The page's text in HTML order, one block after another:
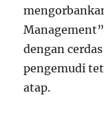
dengan
pengemudi
atap.